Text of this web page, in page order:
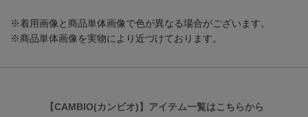
※着用画像と商品単体画像で色が異なる場合がございます。
※商品単体画像を実物により近づけております。
【CAMBIO(カンビオ)】アイテム一覧はこちらから